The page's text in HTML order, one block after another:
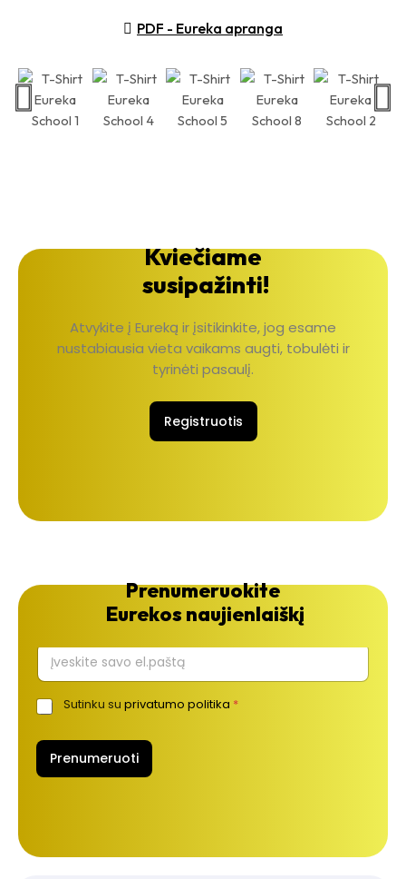
PDF - Eureka apranga
Kviečiame
susipažinti!
Atvykite į Eureką ir įsitikinkite, jog esame
nustabiausia vieta vaikams augti, tobulėti ir
tyrinėti pasaulį.
Registruotis
Prenumeruokite
Eurekos naujienlaiškį
l
.
p
a
t
G
P
A
m
Sutinku su privatumo politika *
Prenumeruoti